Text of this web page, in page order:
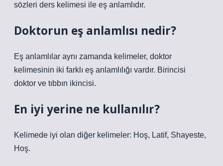
sözleri ders kelimesi ile eş anlamlıdır.
Doktorun eş anlamlısı nedir?
Eş anlamlılar aynı zamanda kelimeler, doktor
kelimesinin iki farklı eş anlamlılığı vardır. Birincisi
doktor ve tıbbın ikincisi.
En iyi yerine ne kullanılır?
Kelimede iyi olan diğer kelimeler: Hoş, Latif, Shayeste,
Hoş.